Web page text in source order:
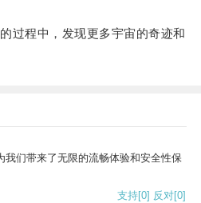
程中，发现更多宇宙的奇迹和
们带来了无限的流畅体验和安全性保
支持[0] 反对[0]